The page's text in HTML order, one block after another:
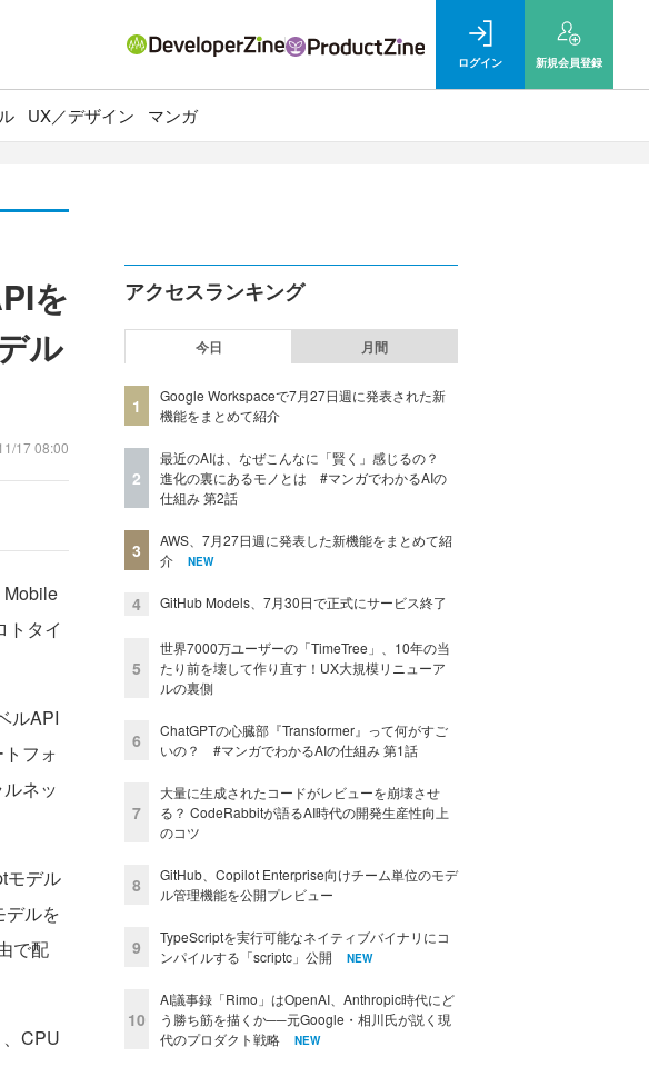
ログイン 新規会員登録
UX／デザイン マンガ
を
ル
17 08:00
トタイ
ルAPI
フォ
ネッ
モデル
デルを
で配
CPU
アクセスランキング
今日 月間
1
Google Workspaceで7月27日週に発表された新
機能をまとめて紹介
2
最近のAIは、なぜこんなに「賢く」感じるの？
進化の裏にあるモノとは #マンガでわかるAIの
仕組み 第2話
3
AWS、7月27日週に発表した新機能をまとめて紹
介
NEW
4 GitHub Models、7月30日で正式にサービス終了
5
世界7000万ユーザーの「TimeTree」、10年の当
たり前を壊して作り直す！UX大規模リニューア
ルの裏側
6
ChatGPTの心臓部『Transformer』って何がすご
いの？ #マンガでわかるAIの仕組み 第1話
7
大量に生成されたコードがレビューを崩壊させ
る？ CodeRabbitが語るAI時代の開発生産性向上
のコツ
8
GitHub、Copilot Enterprise向けチーム単位のモデ
ル管理機能を公開プレビュー
9
TypeScriptを実行可能なネイティブバイナリにコ
ンパイルする「scriptc」公開
NEW
10
AI議事録「Rimo」はOpenAI、Anthropic時代にど
う勝ち筋を描くか──元Google・相川氏が説く現
代のプロダクト戦略
NEW